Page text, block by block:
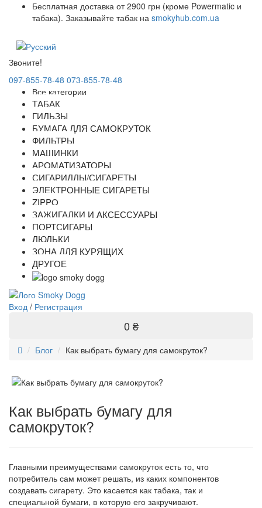
Бесплатная доставка от 2900 грн (кроме Powermatic и
табака). Заказывайте табак на smokyhub.com.ua
Звоните!
097-855-78-48 073-855-78-48
Все категории
ТАБАК
ГИЛЬЗЫ
БУМАГА ДЛЯ САМОКРУТОК
ФИЛЬТРЫ
МАШИНКИ
АРОМАТИЗАТОРЫ
СИГАРИЛЛЫ/СИГАРЕТЫ
ЭЛЕКТРОННЫЕ СИГАРЕТЫ
ZIPPO
ЗАЖИГАЛКИ И АКСЕССУАРЫ
ПОРТСИГАРЫ
ЛЮЛЬКИ
ЗОНА ДЛЯ КУРЯЩИХ
ДРУГОЕ
Вход / Регистрация
0 ₴
Блог Как выбрать бумагу для самокруток?
Как выбрать бумагу для
самокруток?
Главными преимуществами самокруток есть то, что
потребитель сам может решать, из каких компонентов
создавать сигарету. Это касается как табака, так и
специальной бумаги, в которую его закручивают.